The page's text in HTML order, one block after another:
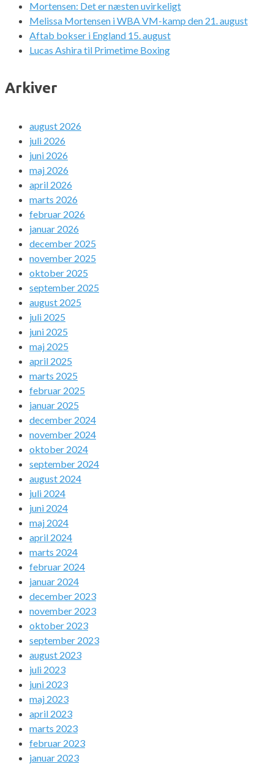
Mortensen: Det er næsten uvirkeligt
Melissa Mortensen i WBA VM-kamp den 21. august
Aftab bokser i England 15. august
Lucas Ashira til Primetime Boxing
Arkiver
august 2026
juli 2026
juni 2026
maj 2026
april 2026
marts 2026
februar 2026
januar 2026
december 2025
november 2025
oktober 2025
september 2025
august 2025
juli 2025
juni 2025
maj 2025
april 2025
marts 2025
februar 2025
januar 2025
december 2024
november 2024
oktober 2024
september 2024
august 2024
juli 2024
juni 2024
maj 2024
april 2024
marts 2024
februar 2024
januar 2024
december 2023
november 2023
oktober 2023
september 2023
august 2023
juli 2023
juni 2023
maj 2023
april 2023
marts 2023
februar 2023
januar 2023